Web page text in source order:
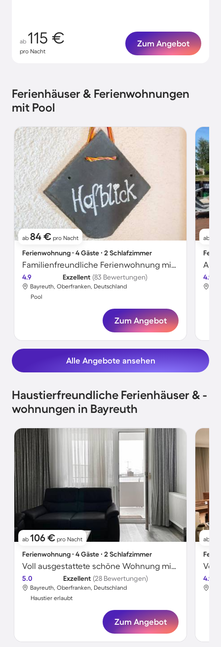
ab 115 €
pro Nacht
Zum Angebot
Ferienhäuser & Ferienwohnungen
mit Pool
ab 84 € pro Nacht
Ferienwohnung ∙ 4 Gäste ∙ 2 Schlafzimmer
Familienfreundliche Ferienwohnung mit beheiztem Pool, Sauna und Grill | Panoramablick
4.9 Exzellent (83 Bewertungen)
Bayreuth, Oberfranken, Deutschland
Pool
Zum Angebot
ab
4.9
Alle Angebote ansehen
Haustierfreundliche Ferienhäuser & -
wohnungen in Bayreuth
ab 106 € pro Nacht
Ferienwohnung ∙ 4 Gäste ∙ 2 Schlafzimmer
Voll ausgestattete schöne Wohnung mit Terrasse | Haustiere erlaubt
5.0 Exzellent (28 Bewertungen)
Bayreuth, Oberfranken, Deutschland
Haustier erlaubt
Zum Angebot
ab
4.9